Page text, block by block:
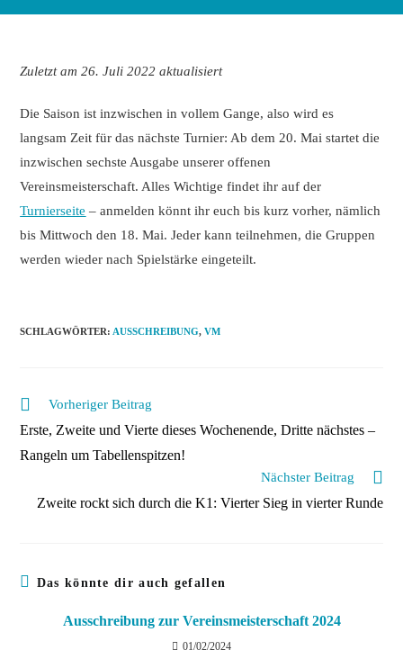
Zuletzt am 26. Juli 2022 aktualisiert
Die Saison ist inzwischen in vollem Gange, also wird es
langsam Zeit für das nächste Turnier: Ab dem 20. Mai startet die
inzwischen sechste Ausgabe unserer offenen
Vereinsmeisterschaft. Alles Wichtige findet ihr auf der
Turnierseite – anmelden könnt ihr euch bis kurz vorher, nämlich
bis Mittwoch den 18. Mai. Jeder kann teilnehmen, die Gruppen
werden wieder nach Spielstärke eingeteilt.
SCHLAGWÖRTER: AUSSCHREIBUNG, VM
Weitere
ansehen
Vorheriger Beitrag
Erste, Zweite und Vierte dieses Wochenende, Dritte nächstes –
Rangeln um Tabellenspitzen!
Nächster Beitrag
Zweite rockt sich durch die K1: Vierter Sieg in vierter Runde
Das könnte dir auch gefallen
Ausschreibung zur Vereinsmeisterschaft 2024
01/02/2024